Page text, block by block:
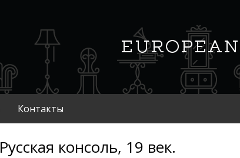
Контакты
Русская консоль, 19 век.